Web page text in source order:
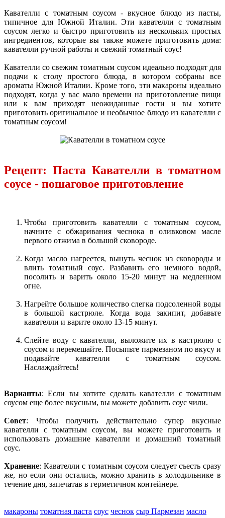
Кавателли с томатным соусом - вкусное блюдо из пасты,
типичное для Южной Италии. Эти кавателли с томатным
соусом легко и быстро приготовить из нескольких простых
ингредиентов, которые вы также можете приготовить дома:
кавателли ручной работы и свежий томатный соус!
Кавателли со свежим томатным соусом идеально подходят для
подачи к столу простого блюда, в котором собраны все
ароматы Южной Италии. Кроме того, эти макароны идеально
подходят, когда у вас мало времени на приготовление пищи
или к вам приходят неожиданные гости и вы хотите
приготовить оригинальное и необычное блюдо из кавателли с
томатным соусом!
Рецепт: Паста Кавателли в томатном
соусе - пошаговое приготовление
Чтобы приготовить кавателли с томатным соусом,
начните с обжаривания чеснока в оливковом масле
первого отжима в большой сковороде.
Когда масло нагреется, вынуть чеснок из сковороды и
влить томатный соус. Разбавить его немного водой,
посолить и варить около 15-20 минут на медленном
огне.
Нагрейте большое количество слегка подсоленной воды
в большой кастрюле. Когда вода закипит, добавьте
кавателли и варите около 13-15 минут.
Слейте воду с кавателли, выложите их в кастрюлю с
соусом и перемешайте. Посыпьте пармезаном по вкусу и
подавайте кавателли с томатным соусом.
Наслаждайтесь!
Варианты: Если вы хотите сделать кавателли с томатным
соусом еще более вкусным, вы можете добавить соус чили.
Совет: Чтобы получить действительно супер вкусные
кавателли с томатным соусом, вы можете приготовить и
использовать домашние кавателли и домашний томатный
соус.
Хранение: Кавателли с томатным соусом следует съесть сразу
же, но если они остались, можно хранить в холодильнике в
течение дня, запечатав в герметичном контейнере.
макароны томатная паста соус чеснок сыр Пармезан масло